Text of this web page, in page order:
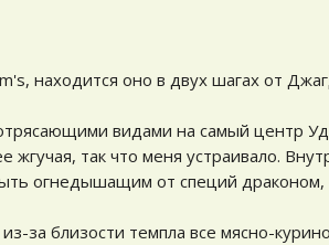
находится оно в двух шагах от
видами на самый центр
жгучая, так что меня устраивало.
огнедышащим от специй
за близости темпла все мясно-